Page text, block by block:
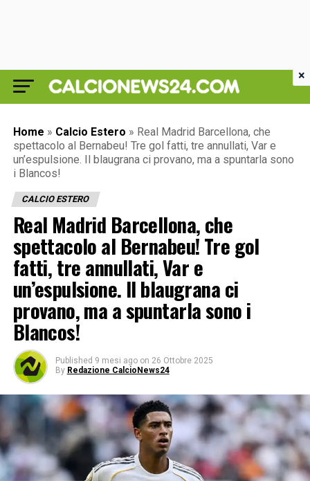
Home » Calcio Estero » Real Madrid Barcellona, che
spettacolo al Bernabeu! Tre gol fatti, tre annullati, Var e
un’espulsione. Il blaugrana ci provano, ma a spuntarla sono
i Blancos!
CALCIO ESTERO
Real Madrid Barcellona, che
spettacolo al Bernabeu! Tre gol
fatti, tre annullati, Var e
un’espulsione. Il blaugrana ci
provano, ma a spuntarla sono i
Blancos!
Published 9 mesi ago on 26 Ottobre 2025
By Redazione CalcioNews24
×